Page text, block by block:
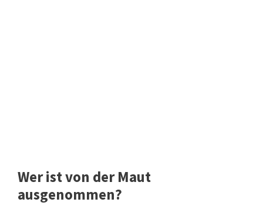
Wer ist von der Maut
ausgenommen?